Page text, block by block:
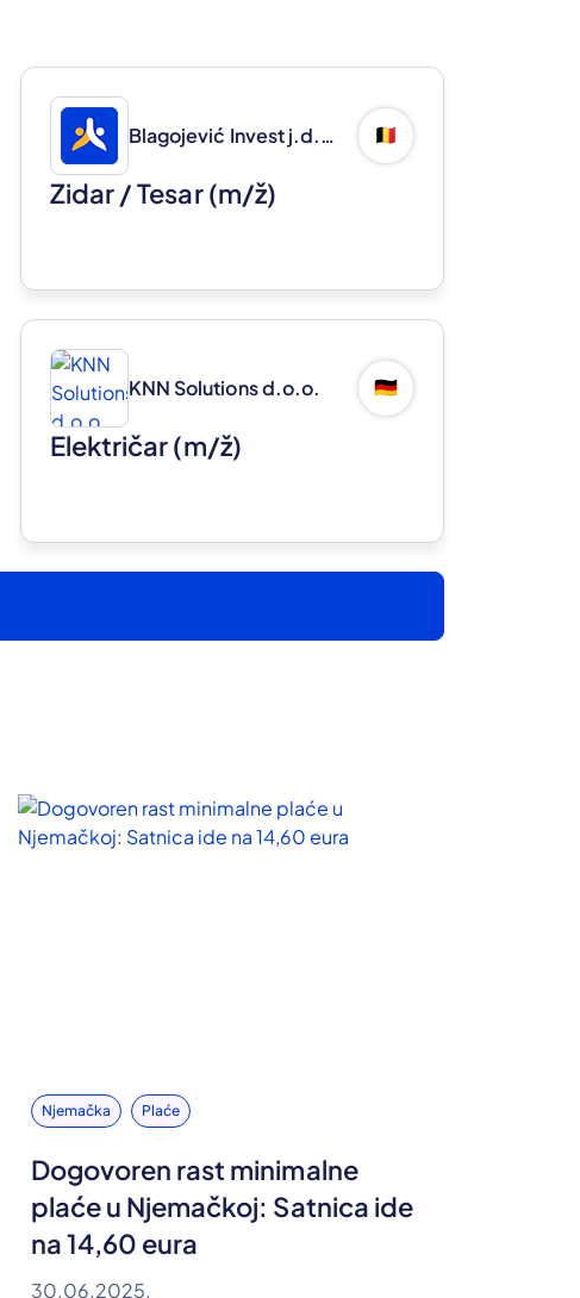
Blagojević Invest j.d.o.o. 🇧🇪
Zidar / Tesar(m/ž)
KNN Solutions d.o.o. 🇩🇪
Električar(m/ž)
Njemačka Plaće
Dogovoren rast minimalne
plaće u Njemačkoj: Satnica ide
na 14,60 eura
30.06.2025.